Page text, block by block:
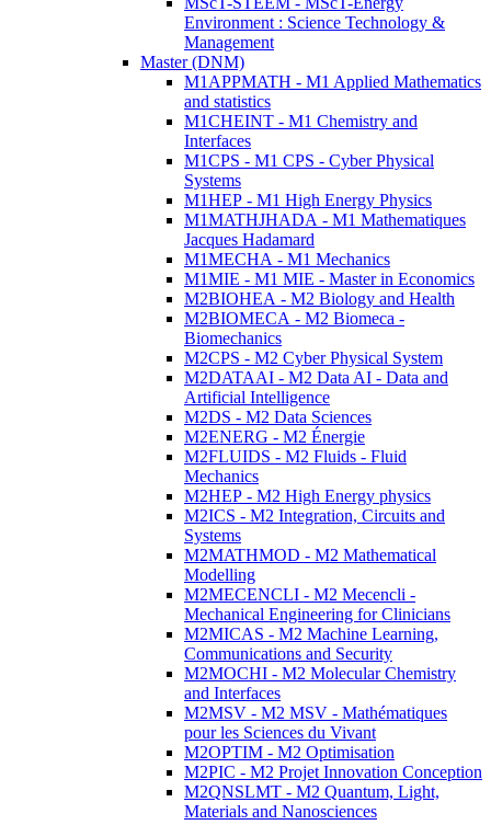
Environment : Science Technology &
Management
Master (DNM)
M1APPMATH - M1 Applied Mathematics
and statistics
M1CHEINT - M1 Chemistry and
Interfaces
M1CPS - M1 CPS - Cyber Physical
Systems
M1HEP - M1 High Energy Physics
M1MATHJHADA - M1 Mathematiques
Jacques Hadamard
M1MECHA - M1 Mechanics
M1MIE - M1 MIE - Master in Economics
M2BIOHEA - M2 Biology and Health
M2BIOMECA - M2 Biomeca -
Biomechanics
M2CPS - M2 Cyber Physical System
M2DATAAI - M2 Data AI - Data and
Artificial Intelligence
M2DS - M2 Data Sciences
M2ENERG - M2 Énergie
M2FLUIDS - M2 Fluids - Fluid
Mechanics
M2HEP - M2 High Energy physics
M2ICS - M2 Integration, Circuits and
Systems
M2MATHMOD - M2 Mathematical
Modelling
M2MECENCLI - M2 Mecencli -
Mechanical Engineering for Clinicians
M2MICAS - M2 Machine Learning,
Communications and Security
M2MOCHI - M2 Molecular Chemistry
and Interfaces
M2MSV - M2 MSV - Mathématiques
pour les Sciences du Vivant
M2OPTIM - M2 Optimisation
M2PIC - M2 Projet Innovation Conception
M2QNSLMT - M2 Quantum, Light,
Materials and Nanosciences